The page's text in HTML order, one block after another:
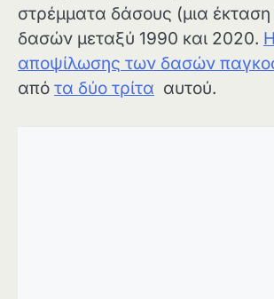
στρέμματα δάσους (μια
δασών μεταξύ 1990 και 2020.
αποψίλωσης των δασών
από τα δύο τρίτα αυτού.